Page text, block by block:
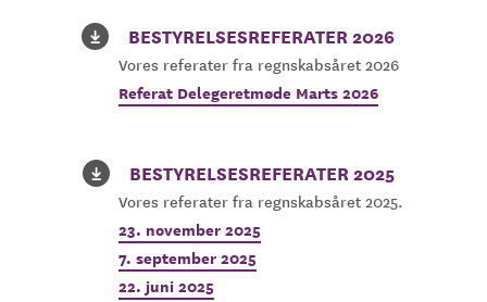
BESTYRELSESREFERATER 2026
Vores referater fra regnskabsåret 2026
Referat Delegeretmøde Marts 2026
BESTYRELSESREFERATER 2025
Vores referater fra regnskabsåret 2025.
23. november 2025
7. september 2025
22. juni 2025